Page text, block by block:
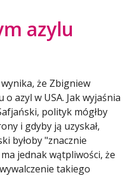
azylu
że Zbigniew
o azyl w USA. Jak wyjaśnia
polityk mógłby
i gdyby ją uzyskał,
byłoby "znacznie
jednak wątpliwości, że
takiego